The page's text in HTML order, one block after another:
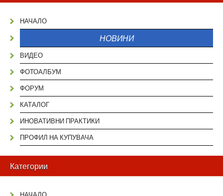
НАЧАЛО
НОВИНИ
ВИДЕО
ФОТОАЛБУМ
ФОРУМ
КАТАЛОГ
ИНОВАТИВНИ ПРАКТИКИ
ПРОФИЛ НА КУПУВАЧА
Категории